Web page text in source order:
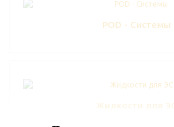
POD - Системы
Жидкости для ЭС